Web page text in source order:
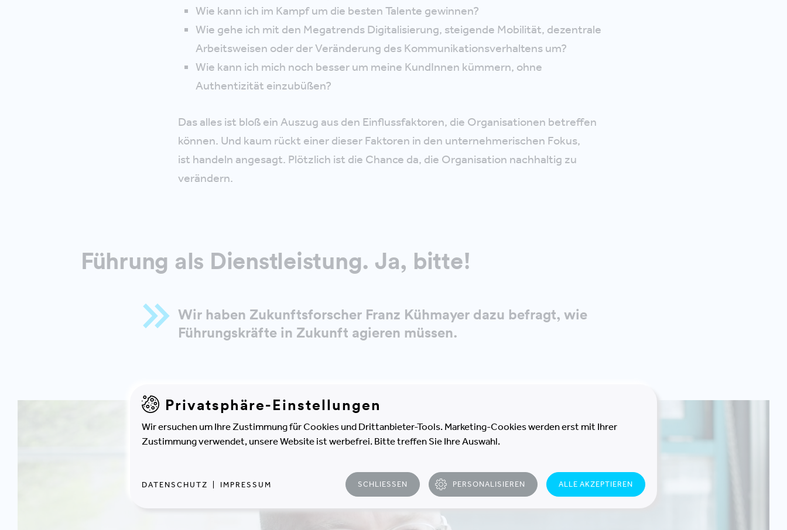
Wie kann ich im Kampf um die besten Talente gewinnen?
Wie gehe ich mit den Megatrends Digitalisierung, steigende Mobilität, dezentrale
Arbeitsweisen oder der Veränderung des Kommunikationsverhaltens um?
Wie kann ich mich noch besser um meine KundInnen kümmern, ohne
Authentizität einzubüßen?
Das alles ist bloß ein Auszug aus den Einflussfaktoren, die Organisationen betreffen
können. Und kaum rückt einer dieser Faktoren in den unternehmerischen Fokus,
ist handeln angesagt. Plötzlich ist die Chance da, die Organisation nachhaltig zu
verändern.
Führung als Dienstleistung. Ja, bitte!
Wir haben Zukunftsforscher Franz Kühmayer dazu befragt, wie
Führungskräfte in Zukunft agieren müssen.
Privatsphäre-Einstellungen
Wir ersuchen um Ihre Zustimmung für Cookies und Drittanbieter-Tools. Marketing-Cookies werden erst mit Ihrer
Zustimmung verwendet, unsere Website ist werbefrei. Bitte treffen Sie Ihre Auswahl.
DATENSCHUTZ IMPRESSUM SCHLIESSEN PERSONALISIEREN ALLE AKZEPTIEREN